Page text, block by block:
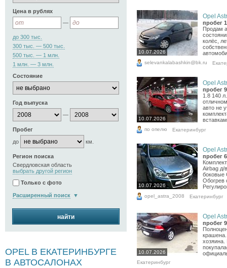
Цена в рублях
—
до 300 тыс.
300 тыс. — 500 тыс.
500 тыс. — 1 млн.
1 млн. — 3 млн.
Состояние
Год выпуска
—
Пробег
до
км.
Регион поиска
Свердловская область
выбрать другой регион
Только с фото
Расширенный поиск
найти
OPEL В ЕКАТЕРИНБУРГЕ
В АВТОСАЛОНАХ
10.07.2026
Opel
пробег
Продам
колёс,
selevankalabashkin@bk.ru
10.07.2026
Opel
пробег
1.8 140
авто не
по опелю Екатеринбург
10.07.2026
Opel
пробег
Airbag д/
боковые
Обогрев
opel_astra_2008 Екатеринбург
10.07.2026
Opel
пробег
крашена.
Екатеринбург